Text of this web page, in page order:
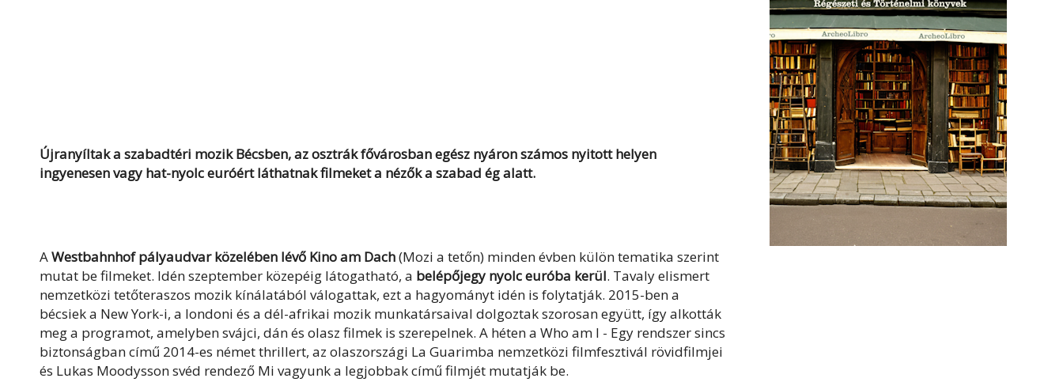
Újranyíltak a szabadtéri mozik Bécsben, az osztrák fővárosban egész nyáron számos nyitott helyen
ingyenesen vagy hat-nyolc euróért láthatnak filmeket a nézők a szabad ég alatt.
AWestbahnhof pályaudvar közelében lévő Kino am Dach(Mozi a tetőn) minden évben külön tematika szerint
mutat be filmeket. Idén szeptember közepéig látogatható, a belépőjegy nyolc euróba kerül. Tavaly elismert
nemzetközi tetőteraszos mozik kínálatából válogattak, ezt a hagyományt idén is folytatják. 2015-ben a
bécsiek a New York-i, a londoni és a dél-afrikai mozik munkatársaival dolgoztak szorosan együtt, így alkották
meg a programot, amelyben svájci, dán és olasz filmek is szerepelnek. A héten a Who am I - Egy rendszer sincs
biztonságban című 2014-es német thrillert, az olaszországi La Guarimba nemzetközi filmfesztivál rövidfilmjei
és Lukas Moodysson svéd rendező Mi vagyunk a legjobbak című filmjét mutatják be.